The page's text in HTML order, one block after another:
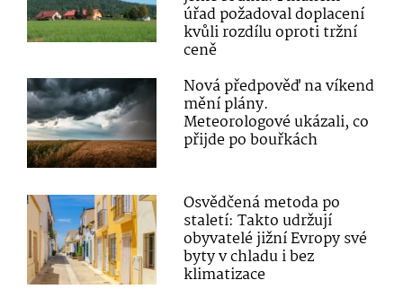
úřad požadoval doplacení
kvůli rozdílu oproti tržní
ceně
Nová předpověď na víkend
mění plány.
Meteorologové ukázali, co
přijde po bouřkách
Osvědčená metoda po
staletí: Takto udržují
obyvatelé jižní Evropy své
byty v chladu i bez
klimatizace